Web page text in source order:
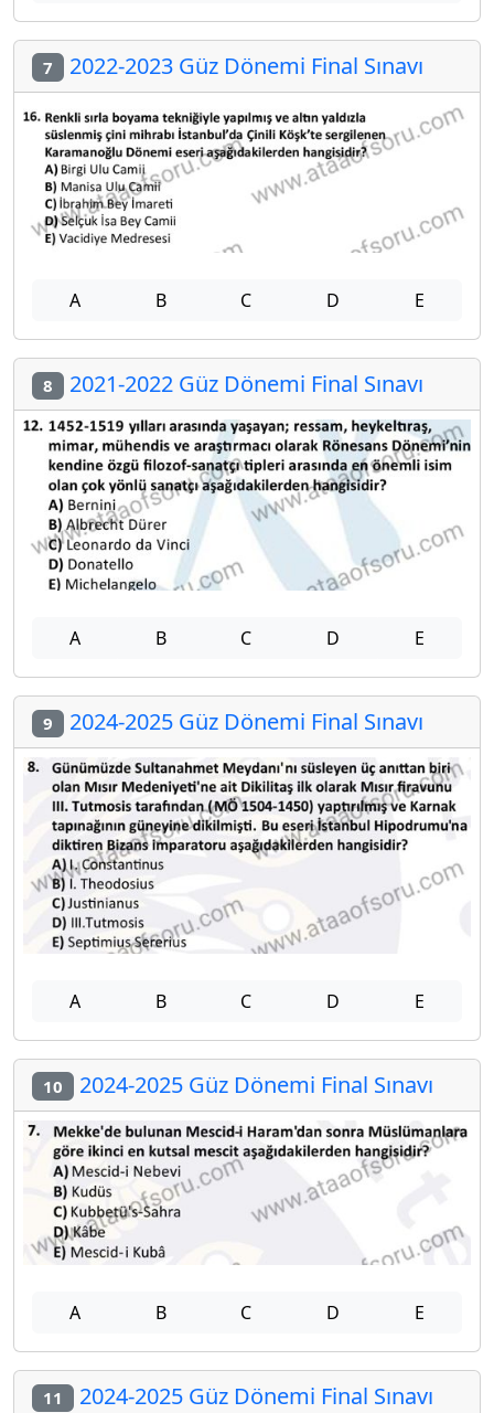
7 2022-2023 Güz Dönemi Final Sınavı
A B C D E
8 2021-2022 Güz Dönemi Final Sınavı
A B C D E
9 2024-2025 Güz Dönemi Final Sınavı
A B C D E
10 2024-2025 Güz Dönemi Final Sınavı
A B C D E
11 2024-2025 Güz Dönemi Final Sınavı